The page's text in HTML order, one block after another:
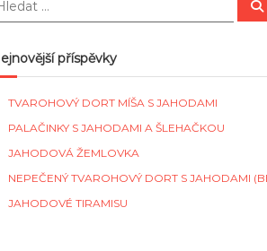
H
příspěvky
TVAROHOVÝ DORT MÍŠA S JAHODAMI
PALAČINKY S JAHODAMI A ŠLEHAČKOU
JAHODOVÁ ŽEMLOVKA
NEPEČENÝ TVAROHOVÝ DORT S JAHODAMI
JAHODOVÉ TIRAMISU